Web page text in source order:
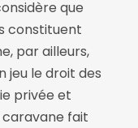
que
constituent
par ailleurs,
jeu le droit des
privée et
caravane fait